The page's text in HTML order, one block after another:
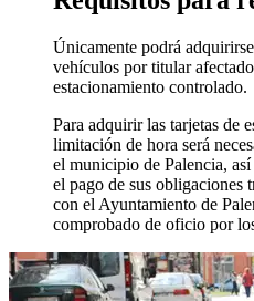
Únicamente podrá
vehículos por titular
estacionamiento controlado.
Para adquirir las tarjetas de
limitación de hora será
el municipio de Palencia,
el pago de sus obligaciones
con el Ayuntamiento de
comprobado de oficio por